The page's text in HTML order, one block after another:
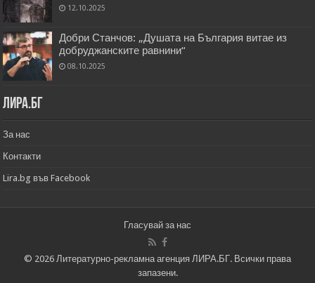
12.10.2025
Добри Станчов: „Душата на България витае из
добруджанските равнини“
08.10.2025
Лира.бг
За нас
Контакти
Lira.bg във Facebook
Гласувай за нас
© 2026 Литературно-рекламна агенция ЛИРА.БГ. Всички права
запазени.